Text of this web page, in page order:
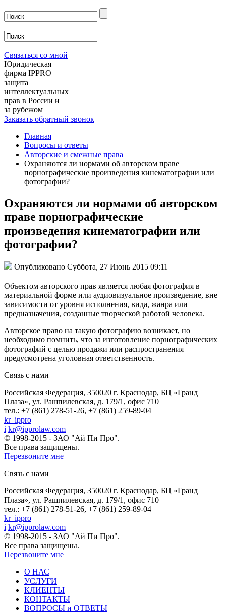
Связаться со мной
Юридическая
фирма IPPRO
защита
интеллектуальных
прав в России и
за рубежом
Заказать обратный звонок
Главная
Вопросы и ответы
Авторские и смежные права
Охраняются ли нормами об авторском праве
порнографические произведения кинематографии или
фотографии?
Охраняются ли нормами об авторском
праве порнографические
произведения кинематографии или
фотографии?
Опубликовано Суббота, 27 Июнь 2015 09:11
Объектом авторского прав является любая фотография в
материальной форме или аудиовизуальное произведение, вне
зависимости от уровня исполнения, вида, жанра или
предназначения, созданные творческой работой человека.
Авторское право на такую фотографию возникает, но
необходимо помнить, что за изготовление порнографических
фотографий с целью продажи или распространения
предусмотрена уголовная ответственность.
Связь с нами
Российская Федерация, 350020 г. Краснодар, БЦ «Гранд
Плаза», ул. Рашпилевская, д. 179/1, офис 710
тел.: +7 (861) 278-51-26, +7 (861) 259-89-04
kr_ippro
i kr@ipprolaw.com
© 1998-2015 - ЗАО "Ай Пи Про".
Все права защищены.
Перезвоните мне
Связь с нами
Российская Федерация, 350020 г. Краснодар, БЦ «Гранд
Плаза», ул. Рашпилевская, д. 179/1, офис 710
тел.: +7 (861) 278-51-26, +7 (861) 259-89-04
kr_ippro
i kr@ipprolaw.com
© 1998-2015 - ЗАО "Ай Пи Про".
Все права защищены.
Перезвоните мне
О НАС
УСЛУГИ
КЛИЕНТЫ
КОНТАКТЫ
ВОПРОСЫ и ОТВЕТЫ